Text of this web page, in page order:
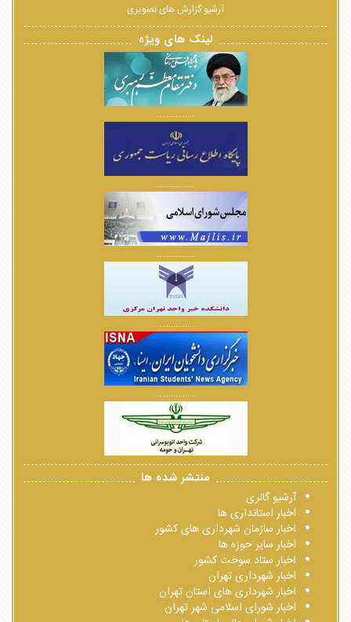
آرشیو گزارش های تصویری
لینک های ویژه
................
................
................
................
................
منتشر شده ها
آرشیو گالری
اخبار استانداری ها
اخبار سازمان شهرداری های کشور
اخبار سایر حوزه ها
اخبار ستاد سوخت کشور
اخبار شهرداری تهران
اخبار شهرداری های استان تهران
اخبار شورای اسلامی شهر تهران